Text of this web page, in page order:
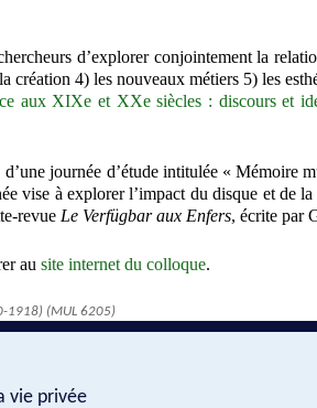
d’explorer conjointement la
création 4) les nouveaux métiers 5) les
aux XIXe et XXe siècles : discours et
journée d’étude intitulée « Mémoire
vise à explorer l’impact du disque et de
revue Le Verfügbar aux Enfers, écrite par
au site internet du colloque.
1918) (MUL 6205)
vie privée